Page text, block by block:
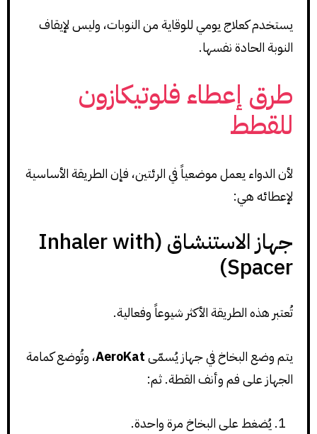
يستخدم كعلاج يومي للوقاية من النوبات، وليس لإيقاف
النوبة الحادة نفسها.
طرق إعطاء فلوتيكازون
للقطط
لأن الدواء يعمل موضعياً في الرئتين، فإن الطريقة الأساسية
لإعطائه هي:
جهاز الاستنشاق (Inhaler with
Spacer)
تُعتبر هذه الطريقة الأكثر شيوعاً وفعالية.
يتم وضع البخاخ في جهاز يُسمّىAeroKat، وتُوضع كمامة
الجهاز على فم وأنف القطة. ثم:
يُضغط على البخاخ مرة واحدة.